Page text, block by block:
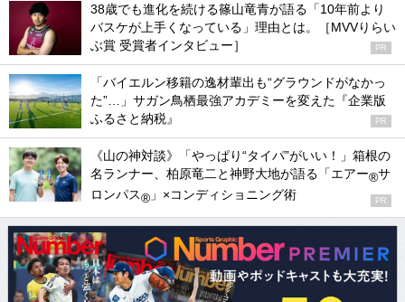
38歳でも進化を続ける篠山竜青が語る「10年前より
バスケが上手くなっている」理由とは。［MVVりらい
ぶ賞 受賞者インタビュー］
PR
「バイエルン移籍の逸材輩出も“グラウンドがなかっ
た”…」サガン鳥栖最強アカデミーを変えた『企業版
ふるさと納税』
PR
《山の神対談》「やっぱり“タイパ”がいい！」箱根の
名ランナー、柏原竜二と神野大地が語る「エアー®サ
ロンパス® 」×コンディショニング術 PR